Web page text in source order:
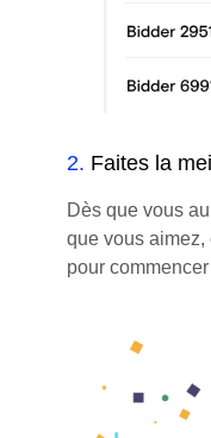
2. Faites la
Dès que vous
que vous aimez,
pour